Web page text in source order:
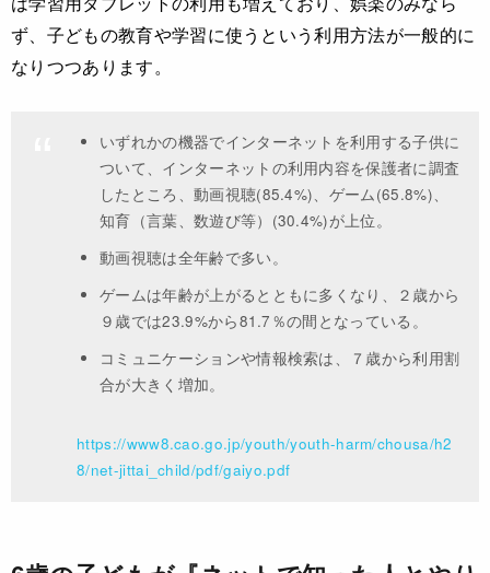
ず、子どもの教育や学習に使うという利用方法が一般的に
なりつつあります。
いずれかの機器でインターネットを利用する子供に
ついて、インターネットの利用内容を保護者に調査
したところ、動画視聴(85.4%)、ゲーム(65.8%)、
知育（言葉、数遊び等）(30.4%)が上位。
動画視聴は全年齢で多い。
ゲームは年齢が上がるとともに多くなり、２歳から
９歳では23.9%から81.7％の間となっている。
コミュニケーションや情報検索は、７歳から利用割
合が大きく増加。
https://www8.cao.go.jp/youth/youth-harm/chousa/h2
8/net-jittai_child/pdf/gaiyo.pdf